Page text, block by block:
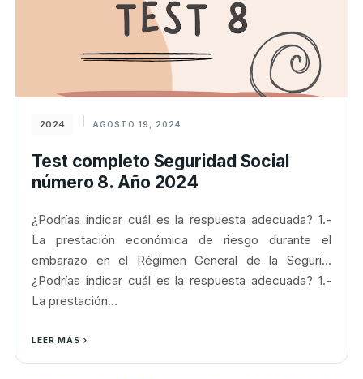
2024 AGOSTO 19, 2024
Test completo Seguridad Social
número 8. Año 2024
¿Podrías indicar cuál es la respuesta adecuada? 1.-
La prestación económica de riesgo durante el
embarazo en el Régimen General de la Seguri...
¿Podrías indicar cuál es la respuesta adecuada? 1.-
La prestación...
LEER MÁS